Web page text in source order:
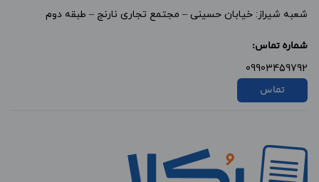
شعبه شیراز: خیابان حسینی – مجتمع تجاری نارنج – طبقه دوم
شماره تماس:
09903459792
تماس